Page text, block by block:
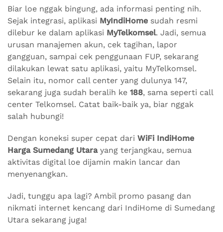
Biar loe nggak bingung, ada informasi penting nih.
Sejak integrasi, aplikasi MyIndiHome sudah resmi
dilebur ke dalam aplikasi MyTelkomsel. Jadi, semua
urusan manajemen akun, cek tagihan, lapor
gangguan, sampai cek penggunaan FUP, sekarang
dilakukan lewat satu aplikasi, yaitu MyTelkomsel.
Selain itu, nomor call center yang dulunya 147,
sekarang juga sudah beralih ke 188, sama seperti call
center Telkomsel. Catat baik-baik ya, biar nggak
salah hubungi!
Dengan koneksi super cepat dari WiFi IndiHome
Harga Sumedang Utarayang terjangkau, semua
aktivitas digital loe dijamin makin lancar dan
menyenangkan.
Jadi, tunggu apa lagi? Ambil promo pasang dan
nikmati internet kencang dari IndiHome di Sumedang
Utara sekarang juga!